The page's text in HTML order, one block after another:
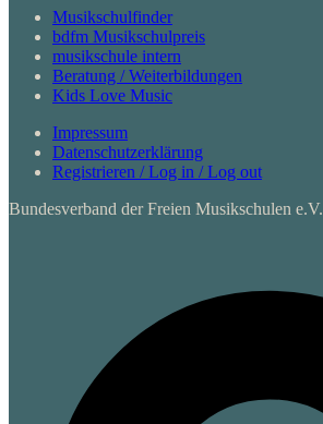
Musikschulfinder
bdfm Musikschulpreis
musikschule intern
Beratung / Weiterbildungen
Kids Love Music
Impressum
Datenschutzerklärung
Registrieren / Log in / Log out
Bundesverband der Freien Musikschulen e.V.